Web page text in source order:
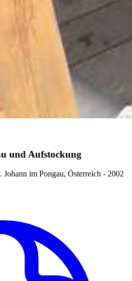
und Aufstockung
im Pongau, Österreich - 2002